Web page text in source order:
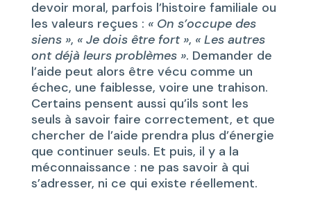
devoir moral, parfois l’histoire familiale ou
les valeurs reçues : « On s’occupe des
siens », « Je dois être fort », « Les autres
ont déjà leurs problèmes ». Demander de
l’aide peut alors être vécu comme un
échec, une faiblesse, voire une trahison.
Certains pensent aussi qu’ils sont les
seuls à savoir faire correctement, et que
chercher de l’aide prendra plus d’énergie
que continuer seuls. Et puis, il y a la
méconnaissance : ne pas savoir à qui
s’adresser, ni ce qui existe réellement.